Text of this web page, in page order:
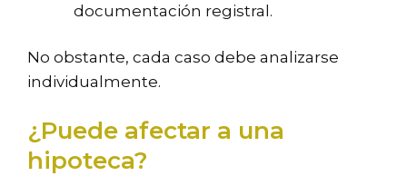
documentación registral.
No obstante, cada caso debe analizarse
individualmente.
¿Puede afectar a una
hipoteca?